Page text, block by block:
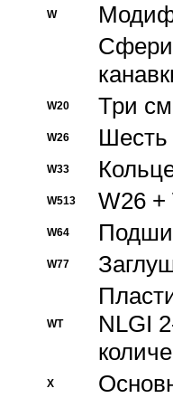
W
W20 Три
W26 Шесть
W33
W513 W26 +
W64
W77
WT
NLGI
X